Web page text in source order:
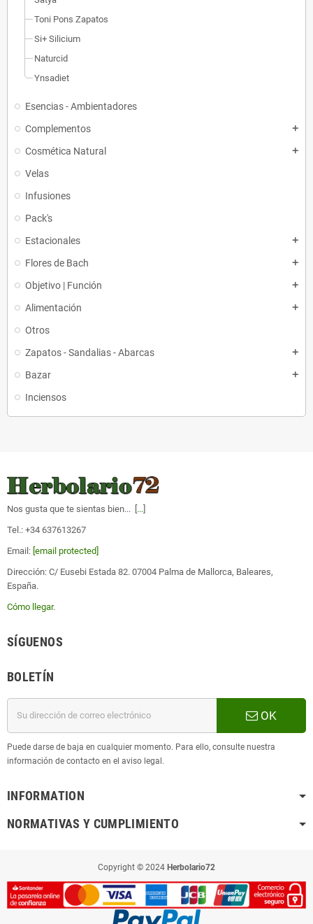
Toni Pons Zapatos
Si+ Silicium
Naturcid
Ynsadiet
Esencias - Ambientadores
Complementos
add
Cosmética Natural add
Velas
Infusiones
Pack's
Estacionales
add
Flores de Bach add
Objetivo | Función add
Alimentación add
Otros
Zapatos - Sandalias - Abarcas
add
Bazar add
Inciensos
Nos gusta que te sientas bien... [ ...
Tel.: +34 637613267
Email: [email protected]
Dirección: C/ Eusebi Estada 82. 07004 Palma de Mallorca, Baleares,
España.
Cómo llegar.
SÍGUENOS
BOLETÍN
OK
Puede darse de baja en cualquier momento. Para ello, consulte nuestra
información de contacto en el aviso legal.
INFORMATION
NORMATIVAS Y CUMPLIMIENTO
Copyright © 2024 Herbolario72